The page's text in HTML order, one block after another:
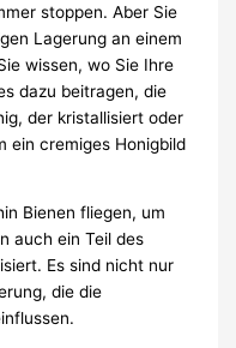
stoppen. Aber Sie
Lagerung an einem
wissen, wo Sie Ihre
dazu beitragen, die
der kristallisiert oder
ein cremiges Honigbild
Bienen fliegen, um
auch ein Teil des
Es sind nicht nur
die die